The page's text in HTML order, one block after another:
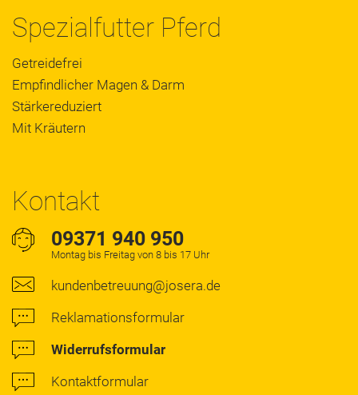
Spezialfutter Pferd
Getreidefrei
Empfindlicher Magen & Darm
Stärkereduziert
Mit Kräutern
Kontakt
09371 940 950
Montag bis Freitag von 8 bis 17 Uhr
kundenbetreuung@josera.de
Reklamationsformular
Widerrufsformular
Kontaktformular